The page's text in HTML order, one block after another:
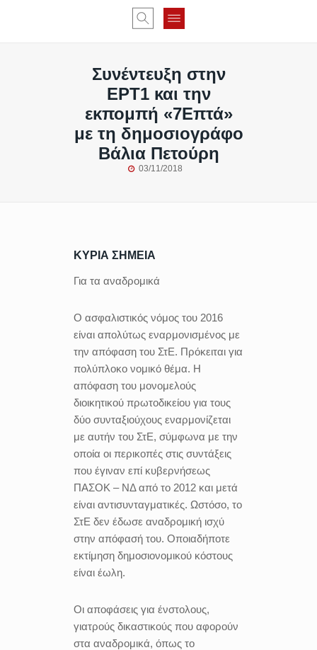
Συνέντευξη στην
ΕΡΤ1 και την
εκπομπή «7Επτά»
με τη δημοσιογράφο
Βάλια Πετούρη
03/11/2018
ΚΥΡΙΑ ΣΗΜΕΙΑ
Για τα αναδρομικά
Ο ασφαλιστικός νόμος του 2016
είναι απολύτως εναρμονισμένος με
την απόφαση του ΣτΕ. Πρόκειται για
πολύπλοκο νομικό θέμα. Η
απόφαση του μονομελούς
διοικητικού πρωτοδικείου για τους
δύο συνταξιούχους εναρμονίζεται
με αυτήν του ΣτΕ, σύμφωνα με την
οποία οι περικοπές στις συντάξεις
που έγιναν επί κυβερνήσεως
ΠΑΣΟΚ – ΝΔ από το 2012 και μετά
είναι αντισυνταγματικές. Ωστόσο, το
ΣτΕ δεν έδωσε αναδρομική ισχύ
στην απόφασή του. Οποιαδήποτε
εκτίμηση δημοσιονομικού κόστους
είναι έωλη.
Οι αποφάσεις για ένστολους,
γιατρούς δικαστικούς που αφορούν
στα αναδρομικά, όπως το